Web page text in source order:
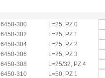
6450-300 L=25, PZ 0
6450-302
L=25, PZ 1
6450-304
L=25, PZ 2
6450-306
L=25, PZ 3
6450-308
L=25/32, PZ 4
6450-310
L=50, PZ 1